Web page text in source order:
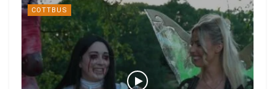
COTTBUS